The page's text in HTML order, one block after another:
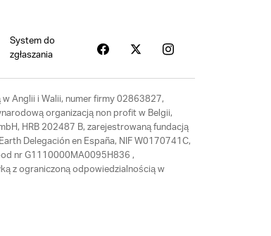
System do
zgłaszania
Anglii i Walii, numer firmy 02863827,
organizacją non profit w Belgii,
HRB 202487 B, zarejestrowaną fundacją
Delegación en España, NIF W0170741C,
nr G1110000MA0095H836 ,
z ograniczoną odpowiedzialnością w